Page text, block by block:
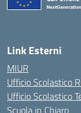
Link Esterni
MIUR
Ufficio Scolastico
Ufficio Scolastico
Scuola in Chiaro